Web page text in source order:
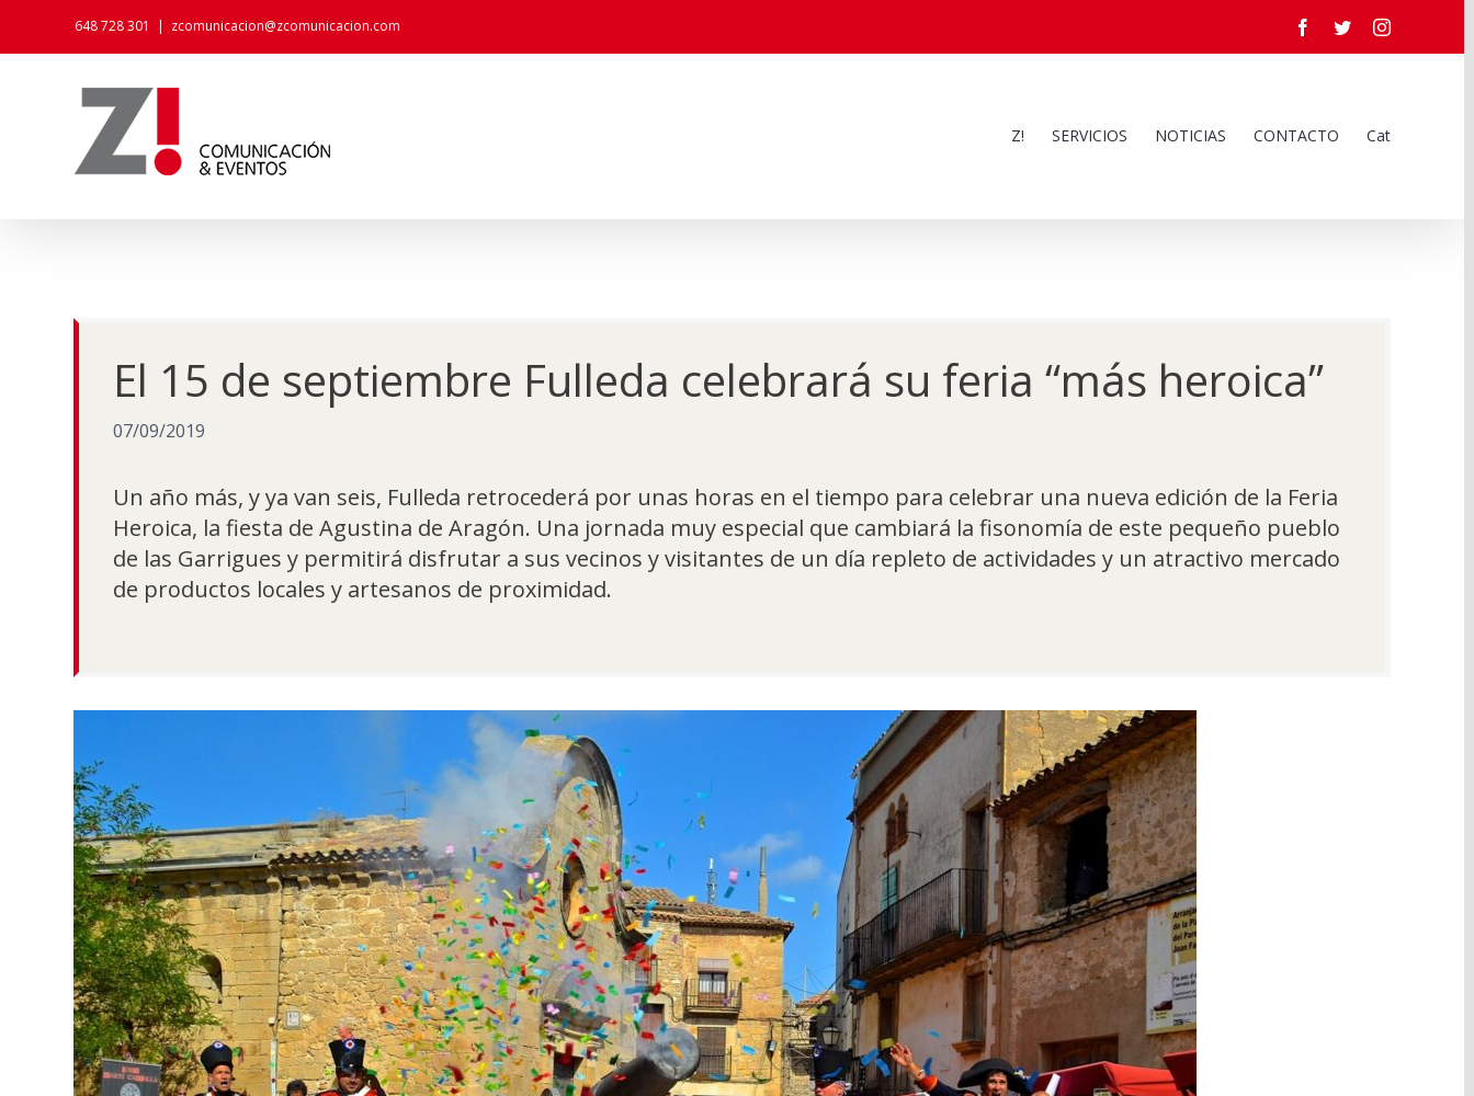
648 728 301 | zcomunicacion@zcomunicacion.com Facebook
TwitterInstagram
Z! SERVICIOS NOTICIAS CONTACTO Cat
El 15 de septiembre Fulleda celebrará su feria “más heroica”
07/09/2019
Un año más, y ya van seis, Fulleda retrocederá por unas horas en el tiempo para celebrar una nueva edición de la Feria
Heroica, la fiesta de Agustina de Aragón. Una jornada muy especial que cambiará la fisonomía de este pequeño pueblo
de las Garrigues y permitirá disfrutar a sus vecinos y visitantes de un día repleto de actividades y un atractivo mercado
de productos locales y artesanos de proximidad.